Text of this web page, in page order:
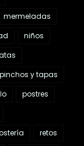
mermeladas
niños
pinchos y tapas
postres
retos